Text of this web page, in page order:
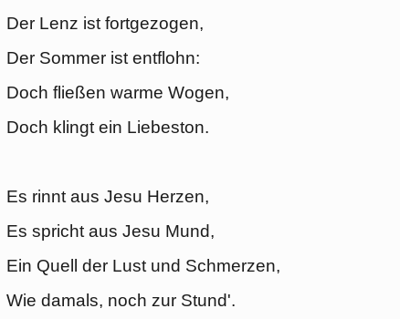
Der Lenz ist fortgezogen,
Der Sommer ist entflohn:
Doch fließen warme Wogen,
Doch klingt ein Liebeston.
Es rinnt aus Jesu Herzen,
Es spricht aus Jesu Mund,
Ein Quell der Lust und Schmerzen,
Wie damals, noch zur Stund'.